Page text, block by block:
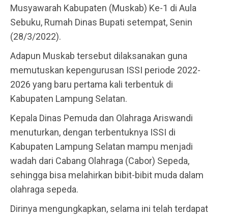
Musyawarah Kabupaten (Muskab) Ke-1 di Aula
Sebuku, Rumah Dinas Bupati setempat, Senin
(28/3/2022).
Adapun Muskab tersebut dilaksanakan guna
memutuskan kepengurusan ISSI periode 2022-
2026 yang baru pertama kali terbentuk di
Kabupaten Lampung Selatan.
Kepala Dinas Pemuda dan Olahraga Ariswandi
menuturkan, dengan terbentuknya ISSI di
Kabupaten Lampung Selatan mampu menjadi
wadah dari Cabang Olahraga (Cabor) Sepeda,
sehingga bisa melahirkan bibit-bibit muda dalam
olahraga sepeda.
Dirinya mengungkapkan, selama ini telah terdapat